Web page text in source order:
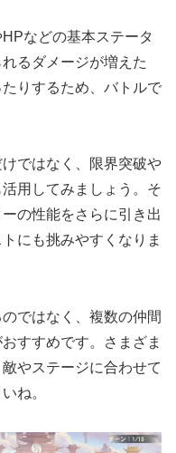
などの基本ステータ
るダメージが増えた
りするため、バトルで
ではなく、限界突破や
用してみましょう。そ
の性能をさらに引き出
にも挑みやすくなりま
ではなく、複数の仲間
すすめです。さまざま
やステージに合わせて
ね。